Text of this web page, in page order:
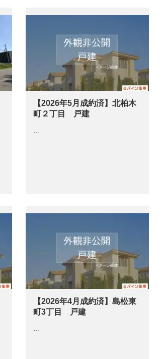
【2026年5月成約済】北柏木
町２丁目 戸建
…
【2026年4月成約済】島松東
町3丁目 戸建
…